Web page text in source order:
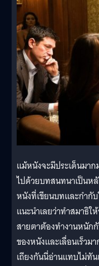
แม้หนังจะมีประเด็นมา
ไปด้วยบทสนทนาเป็นห
หนังที่เขียนบทและกำกั
แนะนำเลยว่าทำสมาธิ
สายตาต้องทำงานหนัก
ของหนังและเลื่อนเร็วม
เถียงกันนี่อ่านแทบไม่ทั